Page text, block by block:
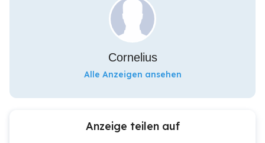
Cornelius
Alle Anzeigen ansehen
Anzeige teilen auf